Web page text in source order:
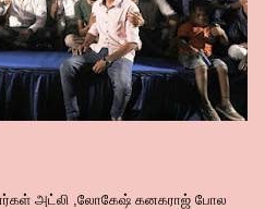
அட்லி ,லோகேஷ் கனகராஜ் போல